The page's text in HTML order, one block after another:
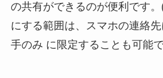
の共有ができるのが便利です
にする範囲は、スマホの連絡
手のみ に限定することも可能